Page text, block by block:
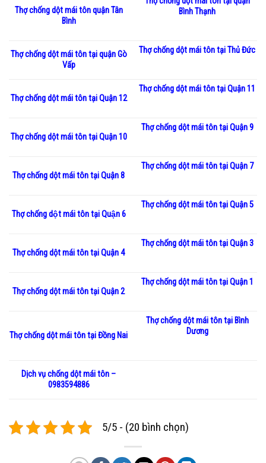
Thợ chống dột mái tôn quận Tân
Bình
Bình Thạnh
Thợ chống dột mái tôn tại quận Gò
Vấp
Thợ chống dột mái tôn tại Thủ Đức
Thợ chống dột mái tôn tại Quận 12
Thợ chống dột mái tôn tại Quận 11
Thợ chống dột mái tôn tại Quận 10
Thợ chống dột mái tôn tại Quận 9
Thợ chống dột mái tôn tại Quận 8
Thợ chống dột mái tôn tại Quận 7
Thợ chống dột mái tôn tại Quận 6
Thợ chống dột mái tôn tại Quận 5
Thợ chống dột mái tôn tại Quận 4
Thợ chống dột mái tôn tại Quận 3
Thợ chống dột mái tôn tại Quận 2
Thợ chống dột mái tôn tại Quận 1
Thợ chống dột mái tôn tại Đồng Nai
Thợ chống dột mái tôn tại Bình
Dương
Dịch vụ chống dột mái tôn –
0983594886
5/5 - (20 bình chọn)